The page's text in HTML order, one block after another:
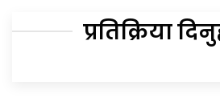
प्रतिक्रिया